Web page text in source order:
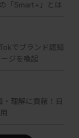
「Smart+」とは
でブランド認知
ジを喚起
理解に貢献！日